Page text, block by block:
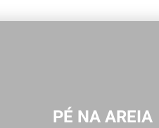
PÉ NA AREIA